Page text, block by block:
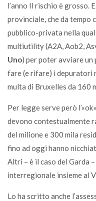
l’anno Il rischio è grosso.
provinciale, che da tempo
pubblico-privata nella
multiutility (A2A, Aob2,
Uno) per poter avviare
fare (e rifare) i depuratori
multa di Bruxelles da 160
Per legge serve però
devono contestualmente
del milione e 300 mila
fino ad oggi hanno
Altri – è il caso del Garda
interregionale insieme al
Lo ha scritto anche